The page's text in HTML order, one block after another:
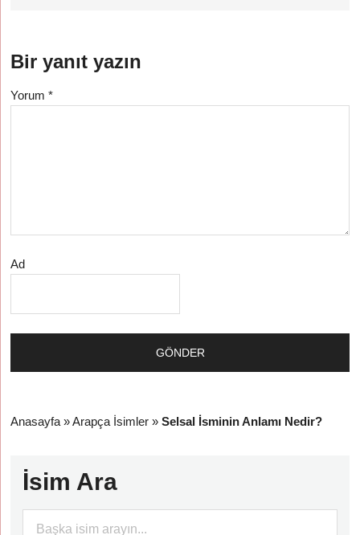
Bir yanıt yazın
Yorum*
Ad
Anasayfa »Arapça İsimler »Selsal İsminin Anlamı Nedir?
İsim Ara